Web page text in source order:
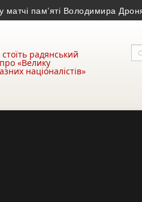
Володимира Дроня • На
радянський
«Велику
націоналістів»